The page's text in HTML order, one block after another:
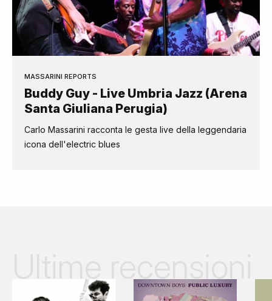
MASSARINI REPORTS
Buddy Guy - Live Umbria Jazz (Arena
Santa Giuliana Perugia)
Carlo Massarini racconta le gesta live della leggendaria
icona dell'electric blues